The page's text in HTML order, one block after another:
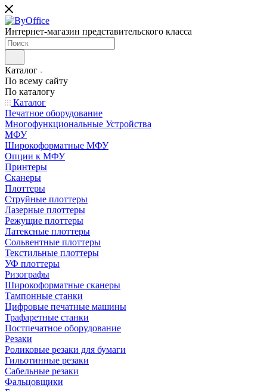
Интернет-магазин представительского класса
Каталог
По всему сайту
По каталогу
Каталог
Печатное оборудование
Многофункциональные Устройства
МФУ
Широкоформатные МФУ
Опции к МФУ
Принтеры
Сканеры
Плоттеры
Струйные плоттеры
Лазерные плоттеры
Режущие плоттеры
Латексные плоттеры
Сольвентные плоттеры
Текстильные плоттеры
УФ плоттеры
Ризографы
Широкоформатные сканеры
Тампонные станки
Цифровые печатные машины
Трафаретные станки
Постпечатное оборудование
Резаки
Роликовые резаки для бумаги
Гильотинные резаки
Сабельные резаки
Фальцовщики